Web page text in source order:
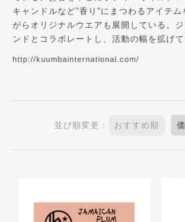
キャンドルなど”香り”にまつわるアイテ
がらオリジナルウエアも展開している。
ンドとコラボレートし、活動の幅を拡げて
http://kuumbainternational.com/
並び順変更： おすすめ順